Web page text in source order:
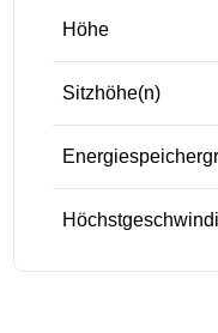
Höhe
Sitzhöhe(n)